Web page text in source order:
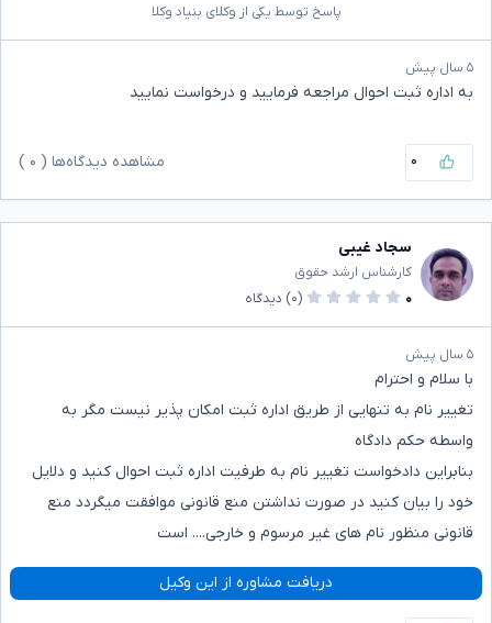
پاسخ توسط یکی از وکلای بنیاد وکلا
۵ سال پیش
به اداره ثبت احوال مراجعه فرمایید و درخواست نمایید
۰ مشاهده دیدگاه‌ها ( ۰
سجاد غیبی
کارشناس ارشد حقوق
۰
(۰) دیدگاه
۵ سال پیش
با سلام و احترام
تغییر نام به تنهایی از طریق اداره ثبت امکان پذیر نیست مگر به
واسطه حکم دادگاه
بنابراین دادخواست تغییر نام به طرفیت اداره ثبت احوال کنید و دلایل
خود را بیان کنید در صورت نداشتن منع قانونی موافقت میگردد منع
قانونی منظور نام های غیر مرسوم و خارجی.... است
دریافت مشاوره از این وکیل